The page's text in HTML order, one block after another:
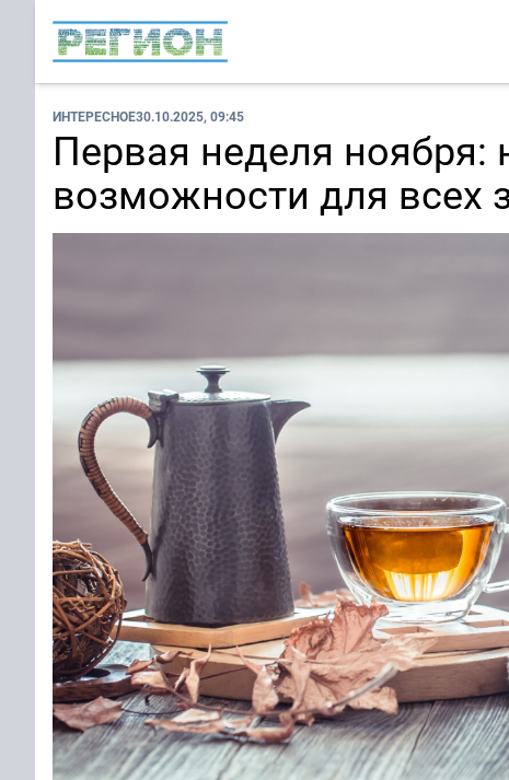
ИНТЕРЕСНОЕ30.10.2025, 09:45
Первая неделя
возможности для всех